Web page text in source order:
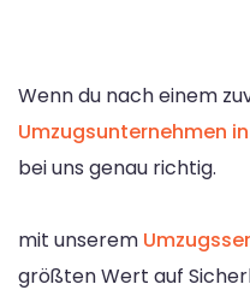
Wenn du nach einem
Umzugsunternehmen
bei uns genau richtig.
mit unserem
größten Wert auf